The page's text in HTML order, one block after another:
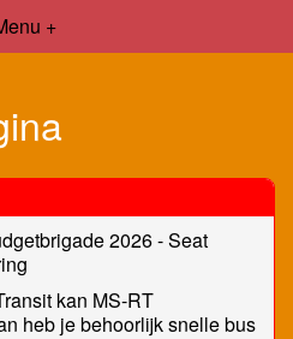
+
2026 - Seat
kan MS-RT
heb je behoorlijk snelle bus